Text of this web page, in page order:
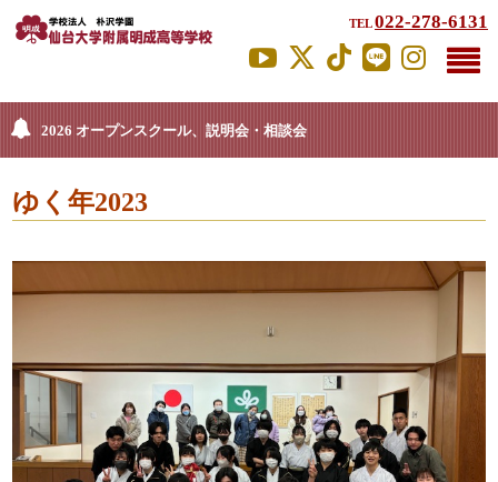
TEL022-278-6131
2026 オープンスクール、説明会・相談会
ゆく年2023